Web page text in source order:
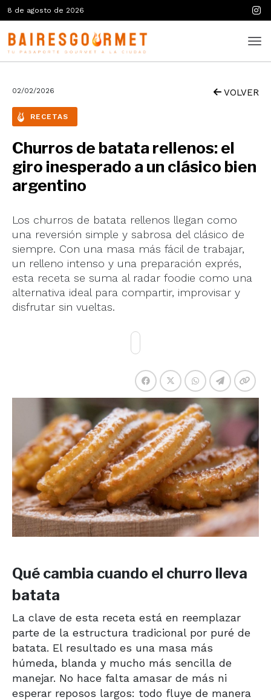
8 de agosto de 2026
02/02/2026 VOLVER
RECETAS
Churros de batata rellenos: el
giro inesperado a un clásico bien
argentino
Los churros de batata rellenos llegan como
una reversión simple y sabrosa del clásico de
siempre. Con una masa más fácil de trabajar,
un relleno intenso y una preparación exprés,
esta receta se suma al radar foodie como una
alternativa ideal para compartir, improvisar y
disfrutar sin vueltas.
Qué cambia cuando el churro lleva
batata
La clave de esta receta está en reemplazar
parte de la estructura tradicional por puré de
batata. El resultado es una masa más
húmeda, blanda y mucho más sencilla de
manejar. No hace falta amasar de más ni
esperar reposos largos: todo fluye de manera